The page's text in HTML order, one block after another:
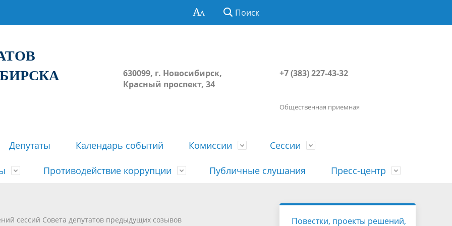
Поиск
630099, г. Новосибирск,
Красный проспект, 34
+7 (383) 227-43-32
Общественная приемная
История
Депутаты Календарь событий Комиссии Сессии
решений сессий Совета
недействующими решений Совета
Порядок посещения сессии
гражданами
Противодействие коррупции
Сведения о доходах, расходах, об
имуществе, обязательствах
Публичные слушания Пресс-центр
Наша "Прямая линия"
сессий Совета депутатов предыдущих созывов
Повестки, проекты решений,